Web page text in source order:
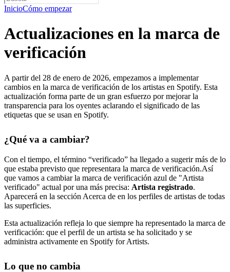
InicioCómo empezar
Actualizaciones en la marca de
verificación
A partir del 28 de enero de 2026, empezamos a implementar
cambios en la marca de verificación de los artistas en Spotify. Esta
actualización forma parte de un gran esfuerzo por mejorar la
transparencia para los oyentes aclarando el significado de las
etiquetas que se usan en Spotify.
¿Qué va a cambiar?
Con el tiempo, el término “verificado” ha llegado a sugerir más de lo
que estaba previsto que representara la marca de verificación.Así
que vamos a cambiar la marca de verificación azul de "Artista
verificado" actual por una más precisa: Artista registrado.
Aparecerá en la sección Acerca de en los perfiles de artistas de todas
las superficies.
Esta actualización refleja lo que siempre ha representado la marca de
verificación: que el perfil de un artista se ha solicitado y se
administra activamente en Spotify for Artists.
Lo que no cambia